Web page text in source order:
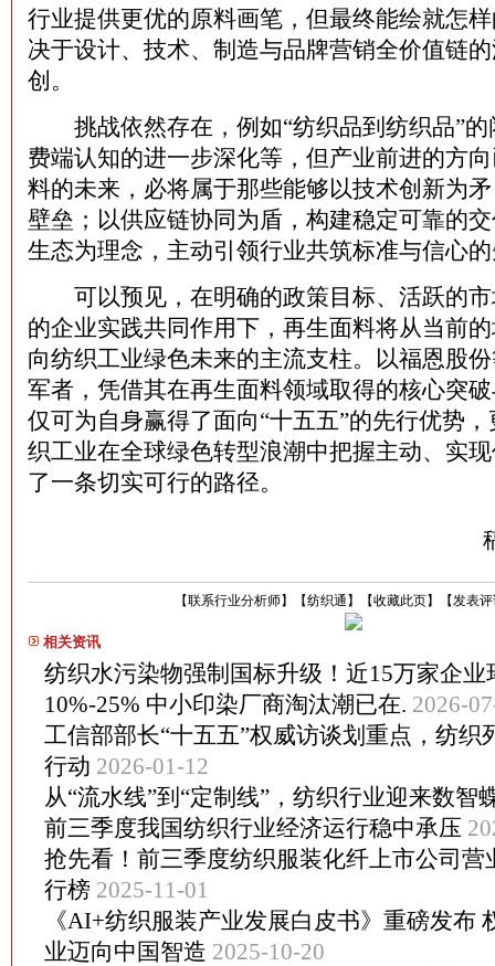
行业提供更优的原料画笔，但最终能绘就怎
决于设计、技术、制造与品牌营销全价值链
创。
挑战依然存在，例如“纺织品到纺织品”的
费端认知的进一步深化等，但产业前进的方
料的未来，必将属于那些能够以技术创新为
壁垒；以供应链协同为盾，构建稳定可靠的
生态为理念，主动引领行业共筑标准与信心
可以预见，在明确的政策目标、活跃的市
的企业实践共同作用下，再生面料将从当前
向纺织工业绿色未来的主流支柱。以福恩股
军者，凭借其在再生面料领域取得的核心突
仅可为自身赢得了面向“十五五”的先行优势
织工业在全球绿色转型浪潮中把握主动、实
了一条切实可行的路径。
【发表
【收藏此页】
【纺织通 】
【联系行业分析师】
相关资讯
纺织水污染物强制国标升级！近15万家企业
10%-25% 中小印染厂商淘汰潮已在. 2026-
工信部部长“十五五”权威访谈划重点，纺织
行动 2026-01-12
从“流水线”到“定制线”，纺织行业迎来数智
前三季度我国纺织行业经济运行稳中承压
抢先看！前三季度纺织服装化纤上市公司营
行榜 2025-11-01
《AI+纺织服装产业发展白皮书》重磅发布
业迈向中国智造 2025-10-20